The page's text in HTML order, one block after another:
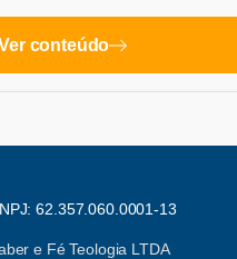
conteúdo
62.357.060.0001-13
e Fé Teologia LTDA